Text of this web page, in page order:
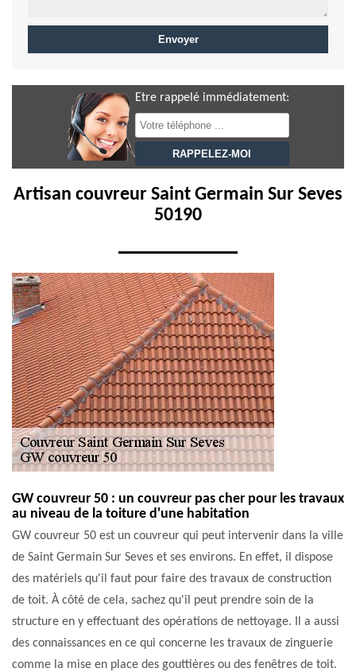
Etre rappelé immédiatement:
Artisan couvreur Saint Germain Sur Seves
50190
GW couvreur 50 : un couvreur pas cher pour les travaux
au niveau de la toiture d'une habitation
GW couvreur 50 est un couvreur qui peut intervenir dans la ville
de Saint Germain Sur Seves et ses environs. En effet, il dispose
des matériels qu'il faut pour faire des travaux de construction
de toit. À côté de cela, sachez qu'il peut prendre soin de la
structure en y effectuant des opérations de nettoyage. Il a aussi
des connaissances en ce qui concerne les travaux de zinguerie
comme la mise en place des gouttières ou des fenêtres de toit.